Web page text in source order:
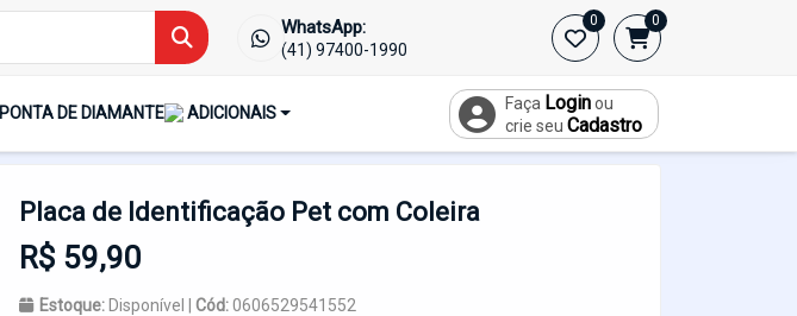
WhatsApp:
(41) 97400-1990
0 0
PONTA DE DIAMANTE ADICIONAIS Faça Loginou
crie seu Cadastro
Início Dogtag
Placa-De-Identificacao-Para-Caes
Placa-De-Identificacao-Pet-Com-Coleira-Plaquinha-Pingente-Personalizada-
Placa de Identificação Pet com Coleira
R$ 59,90
Estoque:Disponível | Cód:0606529541552